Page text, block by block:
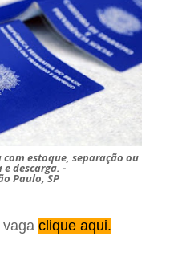
estoque, separação ou
descarga. -
Paulo, SP
vaga clique aqui.